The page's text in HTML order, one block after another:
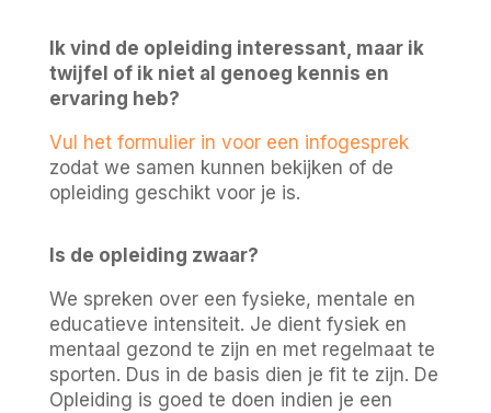
Ik vind de opleiding interessant, maar ik
twijfel of ik niet al genoeg kennis en
ervaring heb?
Vul het formulier in voor een infogesprek
zodat we samen kunnen bekijken of de
opleiding geschikt voor je is.
Is de opleiding zwaar?
We spreken over een fysieke, mentale en
educatieve intensiteit. Je dient fysiek en
mentaal gezond te zijn en met regelmaat te
sporten. Dus in de basis dien je fit te zijn. De
Opleiding is goed te doen indien je een